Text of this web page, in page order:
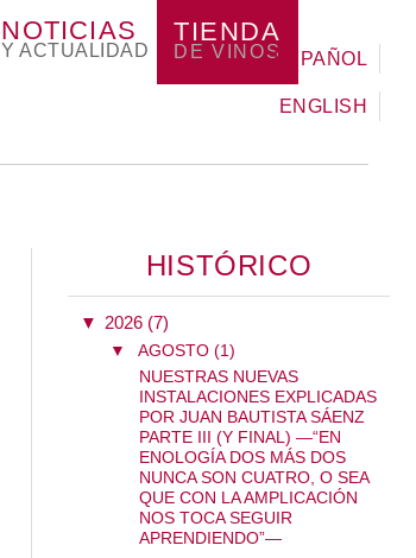
NOTICIAS
Y ACTUALIDAD
TIENDA
DE VINOSESPAÑOL
ENGLISH
HISTÓRICO
▼ 2026 (7)
▼ AGOSTO (1)
NUESTRAS NUEVAS
INSTALACIONES EXPLICADAS
POR JUAN BAUTISTA SÁENZ
PARTE III (Y FINAL) —“EN
ENOLOGÍA DOS MÁS DOS
NUNCA SON CUATRO, O SEA
QUE CON LA AMPLICACIÓN
NOS TOCA SEGUIR
APRENDIENDO”—